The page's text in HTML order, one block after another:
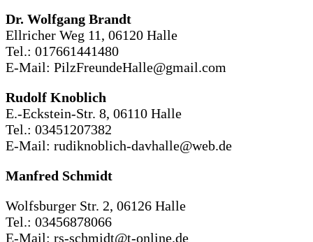
Dr. Wolfgang Brandt
Ellricher Weg 11, 06120 Halle
Tel.: 017661441480
E-Mail: PilzFreundeHalle@gmail.com
Rudolf Knoblich
E.-Eckstein-Str. 8, 06110 Halle
Tel.: 03451207382
E-Mail: rudiknoblich-davhalle@web.de
Manfred Schmidt
Wolfsburger Str. 2, 06126 Halle
Tel.: 03456878066
E-Mail: rs-schmidt@t-online.de